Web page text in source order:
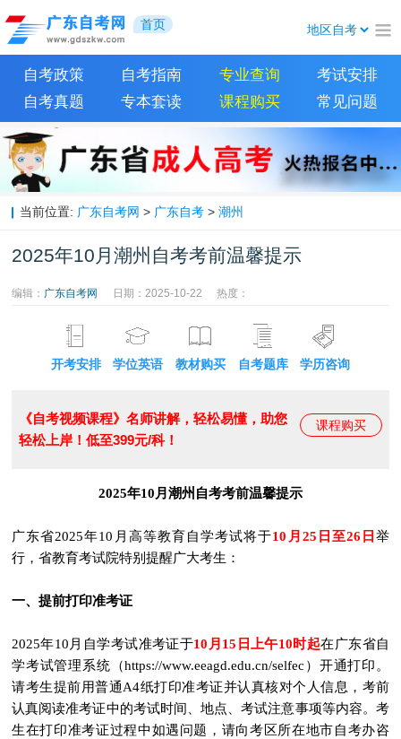
首页
自考政策 自考指南 专业查询
考试安排
自考真题
专本套读 课程购买 常见问题
当前位置: 广东自考网 > 广东自考> 潮州
2025年10月潮州自考考前温馨提示
编辑： 广东自考网 日期：2025-10-22 热度：
开考安排 学位英语 教材购买 自考题库 学历咨询
课程购买
《自考视频课程》名师讲解，轻松易懂，助您
轻松上岸！低至399元/科！
2025年10月潮州自考考前温馨提示
广东省2025年10月高等教育自学考试将于10月25日至26日举
行，省教育考试院特别提醒广大考生：
一、提前打印准考证
2025年10月自学考试准考证于10月15日上午10时起在广东省自
学考试管理系统（https://www.eeagd.edu.cn/selfec）开通打印。
请考生提前用普通A4纸打印准考证并认真核对个人信息，考前
认真阅读准考证中的考试时间、地点、考试注意事项等内容。考
生在打印准考证过程中如遇问题，请向考区所在地市自考办咨